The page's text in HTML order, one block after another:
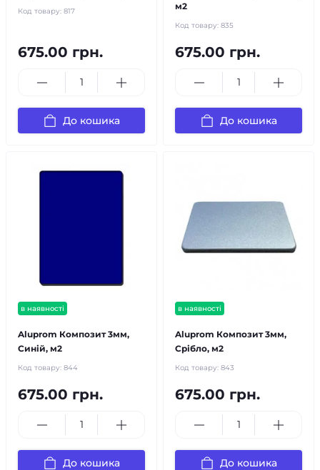
Код товару: 817
675.00 грн.
До кошика
м2
Код товару: 835
675.00 грн.
До кошика
в наявності
Aluprom Композит 3мм,
Синій, м2
Код товару: 844
675.00 грн.
До кошика
в наявності
Aluprom Композит 3мм,
Срібло, м2
Код товару: 843
675.00 грн.
До кошика